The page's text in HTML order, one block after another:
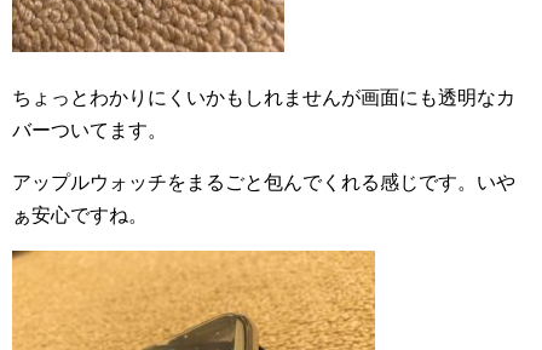
ちょっとわかりにくいかもしれませんが画面にも透明なカ
バーついてます。
アップルウォッチをまるごと包んでくれる感じです。いや
ぁ安心ですね。